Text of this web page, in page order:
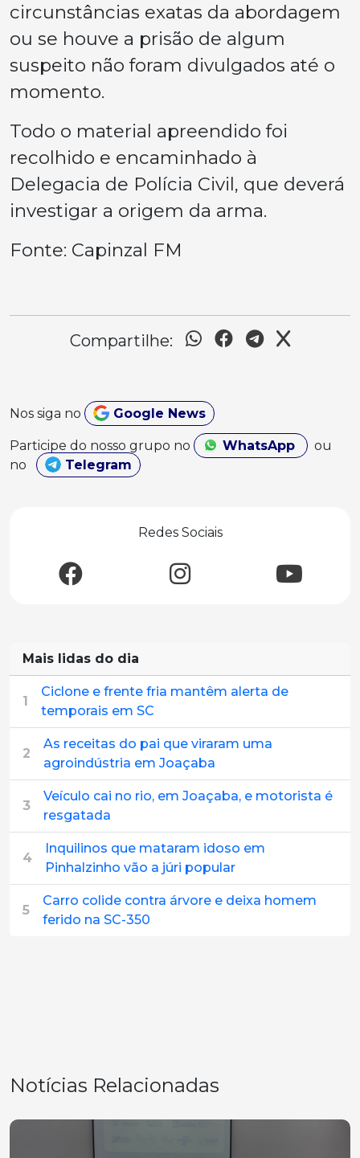
circunstâncias exatas da abordagem
ou se houve a prisão de algum
suspeito não foram divulgados até o
momento.
Todo o material apreendido foi
recolhido e encaminhado à
Delegacia de Polícia Civil, que deverá
investigar a origem da arma.
Fonte: Capinzal FM
Compartilhe:
Nos siga no Google News
Participe do nosso grupo no WhatsApp
ou
no
Telegram
Redes Sociais
Mais lidas do dia
1
Ciclone e frente fria mantêm alerta de
temporais em SC
2
As receitas do pai que viraram uma
agroindústria em Joaçaba
3
Veículo cai no rio, em Joaçaba, e motorista é
resgatada
4
Inquilinos que mataram idoso em
Pinhalzinho vão a júri popular
5
Carro colide contra árvore e deixa homem
ferido na SC-350
Notícias Relacionadas